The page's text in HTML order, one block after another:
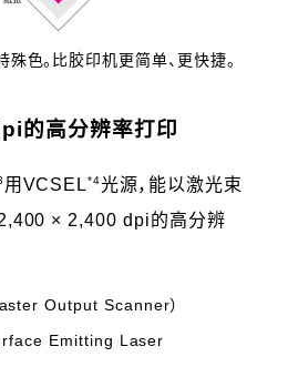
色。比胶印机更简单、更快捷。
的高分辨率打印
用VCSEL*4光源，能以激光束
× 2,400 dpi的高分辨
Output Scanner）
Emitting Laser